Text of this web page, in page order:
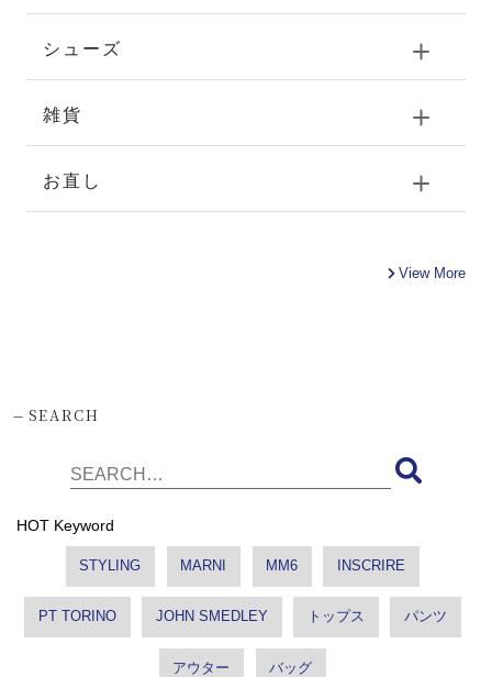
シューズ
雑貨
お直し
View More
-SEARCH
HOT Keyword
STYLING MARNI MM6 INSCRIRE
PT TORINO JOHN SMEDLEY トップス パンツ
アウター バッグ